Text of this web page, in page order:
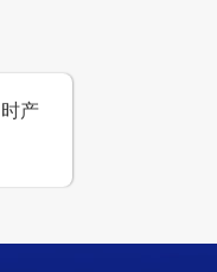
产